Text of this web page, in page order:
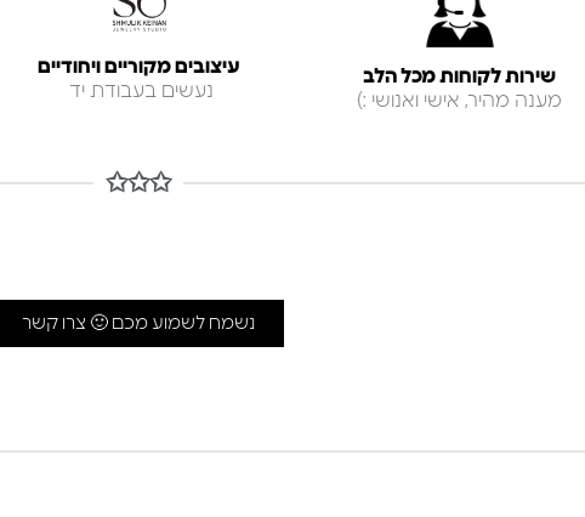
שירות לקוחות מכל הלב
מענה מהיר, אישי ואנושי :)
עיצובים מקוריים ויחודיים
נעשים בעבודת יד
✩✩✩
נשמח לשמוע מכם 🙂 צרו קשר